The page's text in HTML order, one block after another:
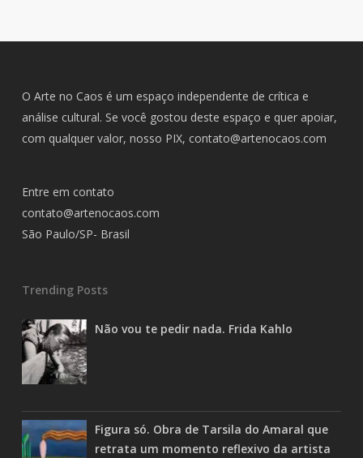
O Arte no Caos é um espaço independente de crítica e
análise cultural. Se você gostou deste espaço e quer apoiar,
com qualquer valor, nosso PIX, contato@artenocaos.com
Entre em contato
contato@artenocaos.com
São Paulo/SP- Brasil
Trending Posts
Não vou te pedir nada. Frida Kahlo
Figura só. Obra de Tarsila do Amaral que
retrata um momento reflexivo da artista